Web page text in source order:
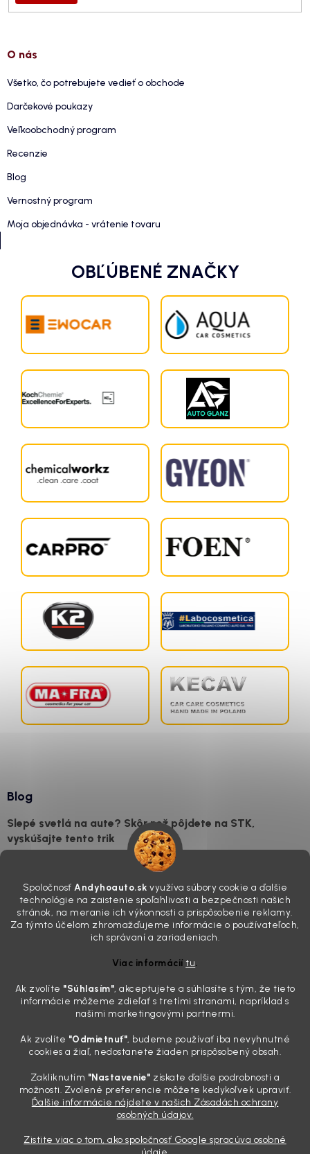
Spoločnosť Andyhoauto.sk využíva súbory cookie a ďalšie
technológie na zaistenie spoľahlivosti a bezpečnosti našich
stránok, na meranie ich výkonnosti a prispôsobenie reklamy.
Za týmto účelom zhromažďujeme informácie o používateľoch,
ich správaní a zariadeniach.
Viac informáciítu.
Ak zvolíte "Súhlasím", akceptujete a súhlasíte s tým, že tieto
informácie môžeme zdieľať s tretími stranami, napríklad s
našimi marketingovými partnermi.
Ak zvolíte "Odmietnuť", budeme používať iba nevyhnutné
cookies a žiaľ, nedostanete žiaden prispôsobený obsah.
Zakliknutím "Nastavenie" získate ďalšie podrobnosti a
možnosti. Zvolené preferencie môžete kedykoľvek upraviť.
Ďalšie informácie nájdete v našich Zásadách ochrany
osobných údajov.
Zistite viac o tom, ako spoločnosť Google spracúva osobné
O nás
Všetko, čo potrebujete vedieť o obchode
Darčekové poukazy
Veľkoobchodný program
Recenzie
Blog
Vernostný program
Moja objednávka - vrátenie tovaru
OBĽÚBENÉ ZNAČKY
Blog
Slepé svetlá na aute? Skôr než pôjdete na STK,
vyskúšajte tento trik
skutočnosti je? Často za to môžu práve „slepé“ svetlomety. Ten
mliečny, drsný povrch nie je len estetická vada. Keď slnko a soľ urobia
svoje, plexisklo začne svetlo rozptyľovať namiesto to...
Zabudnite na handru. Ak chcete mať auto naozaj čisté,
Poznáte ten moment. Vonku svieti slnko, vy sedíte v čerstvo
„upratanom“ aute, no pri pohľade na palubnú dosku vás ide poraziť. V
mriežkach ventilácie, okolo tlačidiel a v švíkoch sedačiek na vás stále
drzo pozerá prach. Handra ani vysávač tam jednodu...
Detailing nemusí stáť výplatu: 5 kúskov autokozmetiky,
31.7.2026
Sobotné ráno, káva v ruke a pred vami zaprášená kapota. Pre
niekoho nuda, pre nás najlepší relax. Lenže keď si v košíku spočítate
pokaziť náladu. Dobrá správa je, že aj profi výbava ...